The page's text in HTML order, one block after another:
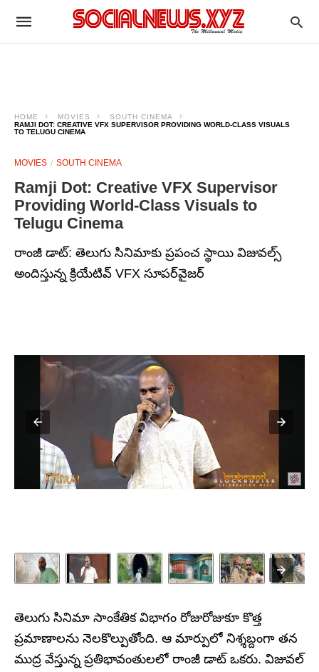
HOME MOVIES
SOUTH CINEMA
RAMJI DOT: CREATIVE VFX SUPERVISOR PROVIDING WORLD-CLASS VISUALS
TO TELUGU CINEMA
MOVIES SOUTH CINEMA
Ramji Dot: Creative VFX Supervisor
Providing World-Class Visuals to
Telugu Cinema
రాంజీ డాట్: తెలుగు సినిమాకు ప్రపంచ స్థాయి విజువల్స్
అందిస్తున్న క్రియేటివ్ VFX సూపర్‌వైజర్
తెలుగు సినిమా సాంకేతిక విభాగం రోజురోజుకూ కొత్త
ప్రమాణాలను నెలకొల్పుతోంది. ఆ మార్పులో నిశ్శబ్దంగా తన
ముద్ర వేస్తున్న ప్రతిభావంతులలో రాంజీ డాట్ ఒకరు. విజువల్